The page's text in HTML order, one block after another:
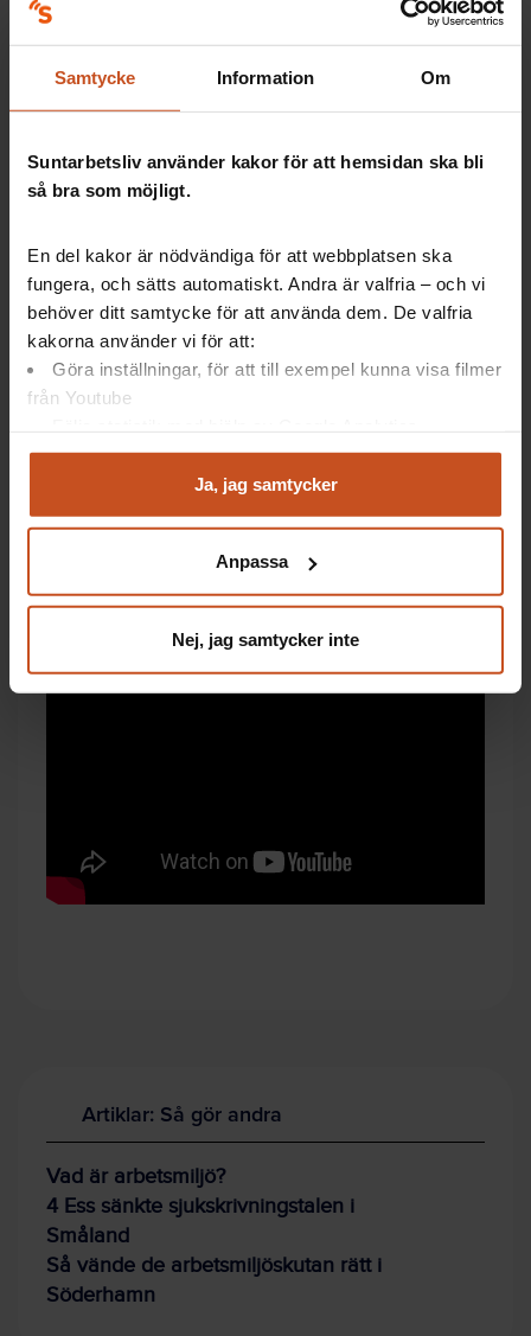
Samtycke Information Om
Suntarbetsliv använder kakor för att hemsidan ska bli
så bra som möjligt.
En del kakor är nödvändiga för att webbplatsen ska
fungera, och sätts automatiskt. Andra är valfria – och vi
behöver ditt samtycke för att använda dem. De valfria
kakorna använder vi för att:
Göra inställningar, för att till exempel kunna visa filmer
från Youtube
Analysera trafik för att kunna visa riktad information
Du kan när som helst återta ditt godkännande genom att
integritet@suntarbetsliv.se.
Ja, jag samtycker
Anpassa
Nej, jag samtycker inte
Genom kreativa processer utvecklar man olika
tillsammans med användarna.
skapar värde och nytta.
Klicka här för att komma till SKR, som har ett stöd för
innovationsguiden.
Se en film om tjänstedesign från SKR
SKR kallar sitt stöd för tjänstedesign för
Artiklar: Så gör andra
Vad är arbetsmiljö?
4 Ess sänkte sjukskrivningstalen i
Småland
Så vände de arbetsmiljöskutan rätt i
Söderhamn